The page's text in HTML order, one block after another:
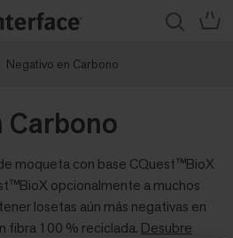
Negativo en Carbono
Carbono
moqueta con base CQuest™BioX
opcionalmente a muchos
losetas aún más negativas en
fibra 100 % reciclada. Desubre